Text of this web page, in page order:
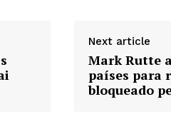
Next article
Mark Rutte
países para
bloqueado